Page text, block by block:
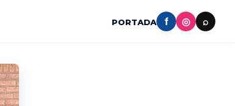
PORTADA f ◎ ⌕